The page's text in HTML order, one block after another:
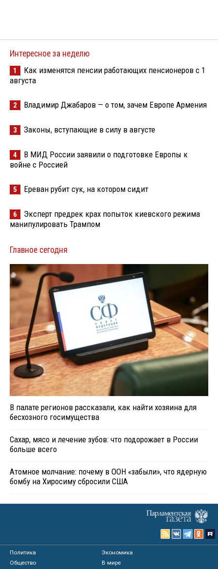
Интересное за неделю
1
Как изменятся пенсии работающих пенсионеров с 1
августа
2 Владимир Джабаров — о том, зачем Европе Армения
3 Законы, вступающие в силу в августе
4
В МИД России заявили о подготовке Европы к
войне с Россией
5 Ереван рубит сук, на котором сидит
6
Эксперт предрек крах попыток киевского режима
манипулировать Трампом
Главное сегодня
В палате регионов рассказали, как найти хозяина для
бесхозного госимущества
Сахар, мясо и лечение зубов: что подорожает в России
больше всего
Атомное молчание: почему в ООН «забыли», что ядерную
бомбу на Хиросиму сбросили США
Политика
Экономика
Общество
В мире